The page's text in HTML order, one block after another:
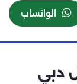
الواتساب
دبي